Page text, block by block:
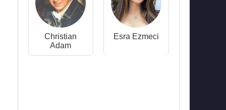
Christian
Adam
Esra Ezmeci